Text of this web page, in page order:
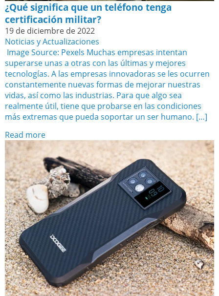
¿Qué significa que un teléfono tenga
certificación militar?
19 de diciembre de 2022
Noticias y Actualizaciones
‍ Image Source: Pexels‍ Muchas empresas intentan
superarse unas a otras con las últimas y mejores
tecnologías. A las empresas innovadoras se les ocurren
constantemente nuevas formas de mejorar nuestras
vidas, así como las industrias. Para que algo sea
realmente útil, tiene que probarse en las condiciones
más extremas que pueda soportar un ser humano. […]
Read more